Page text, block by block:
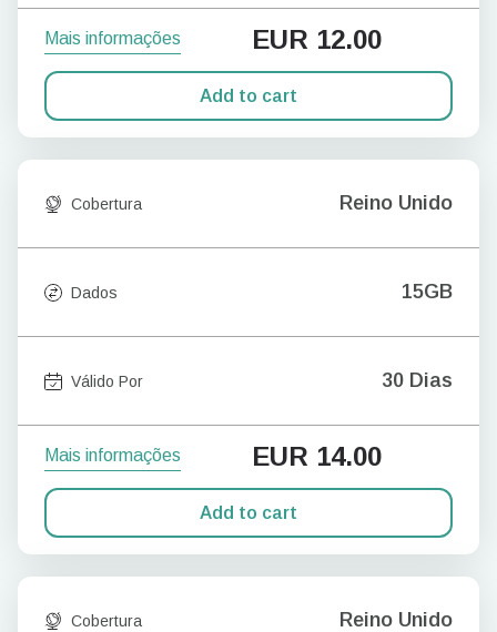
Mais informações EUR 12.00
Add to cart
Cobertura Reino Unido
Dados 15GB
Válido Por 30 Dias
Mais informações EUR 14.00
Add to cart
Cobertura Reino Unido